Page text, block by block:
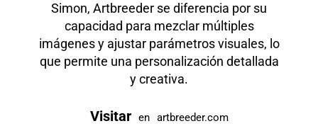
Simon, Artbreeder se diferencia por su
capacidad para mezclar múltiples
imágenes y ajustar parámetros visuales, lo
que permite una personalización detallada
y creativa.
Visitar en artbreeder.com